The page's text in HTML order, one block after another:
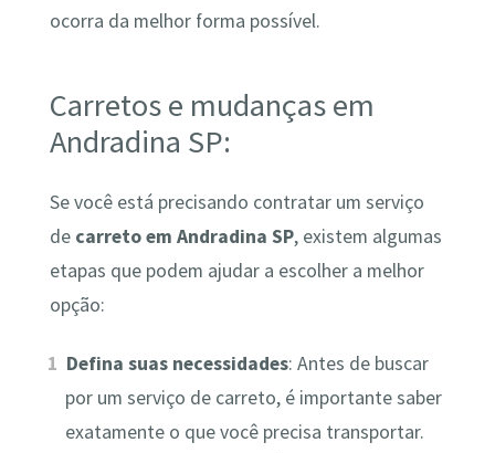
ocorra da melhor forma possível.
Carretos e mudanças em
Andradina SP:
Se você está precisando contratar um serviço
de carreto em Andradina SP, existem algumas
etapas que podem ajudar a escolher a melhor
opção:
Defina suas necessidades: Antes de buscar
por um serviço de carreto, é importante saber
exatamente o que você precisa transportar.